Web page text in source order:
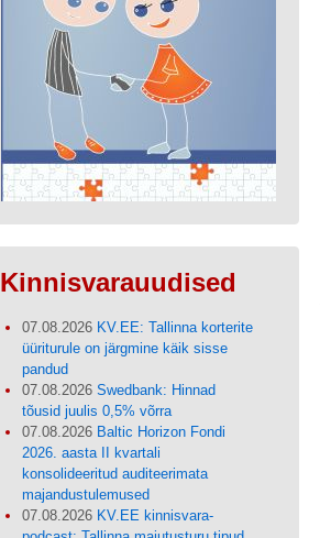
Kinnisvarauudised
07.08.2026 KV.EE: Tallinna korterite
üüriturule on järgmine käik sisse
pandud
07.08.2026Swedbank: Hinnad
tõusid juulis 0,5% võrra
07.08.2026 Baltic Horizon Fondi
2026. aasta II kvartali
konsolideeritud auditeerimata
majandustulemused
07.08.2026 KV.EE kinnisvara-